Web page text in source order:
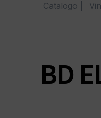
Catalogo
BD